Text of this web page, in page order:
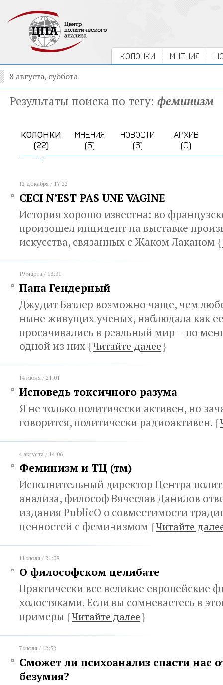
КОЛОНКИ МНЕНИЯ
8 августа, суббота
Результаты поиска по тегу: феминизм
КОЛОНКИ
(22)
МНЕНИЯ
(5)
НОВОСТИ
(6)
АРХИВ
(0)
12 декабря / 17:22
CECI N’EST PAS UNE VAGINE
История хорошо известна: во
произошел инцидент на выставке
искусства, связанных с Жаком Лаканом {
19 марта / 13:31
Папа Гендерный
Джудит Батлер возможно чаще, чем
ныне живущих ученых, наблюдала как
просачивались в реальный мир – по
одной из них {Читайте далее}
14 июня / 21:01
Исповедь токсичного разума
Я не только политически активен, но
говорится, политически радиоактивен. {
4 августа / 14:06
Феминизм и ТЦ (тм)
Исполнительный директор Центра
анализа, философ Вячеслав Данилов
издания PublicO о совместимости
ценностей с феминизмом {Читайте
11 июля / 21:08
О философском целибате
Практически все великие европейские
холостяками. Если вы сомневаетесь в
примеры {Читайте далее}
7 июля / 12:52
Сможет ли психоанализ спасти нас
безумия?